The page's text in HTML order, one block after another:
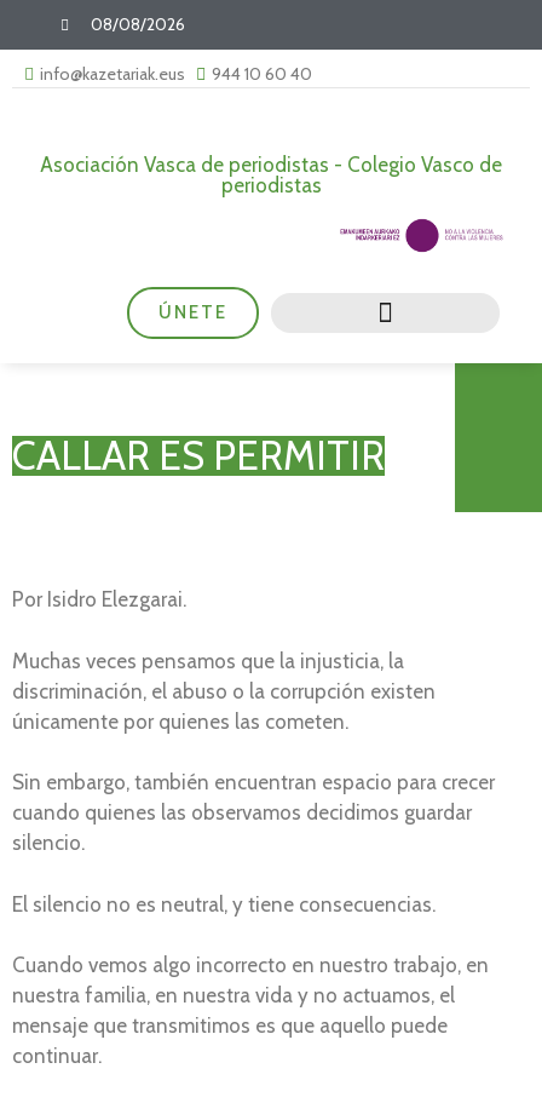
08/08/2026
info@kazetariak.eus 944 10 60 40
Asociación Vasca de periodistas - Colegio Vasco de
periodistas
ÚNETE
CALLAR ES PERMITIR
Por Isidro Elezgarai.
Muchas veces pensamos que la injusticia, la
discriminación, el abuso o la corrupción existen
únicamente por quienes las cometen.
Sin embargo, también encuentran espacio para crecer
cuando quienes las observamos decidimos guardar
silencio.
El silencio no es neutral, y tiene consecuencias.
Cuando vemos algo incorrecto en nuestro trabajo, en
nuestra familia, en nuestra vida y no actuamos, el
mensaje que transmitimos es que aquello puede
continuar.